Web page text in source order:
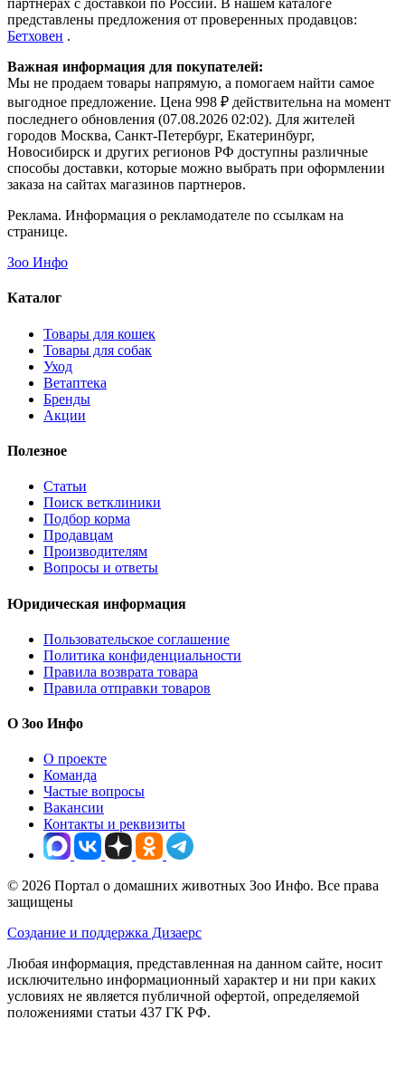
партнерах с доставкой по России. В нашем каталоге
представлены предложения от проверенных продавцов:
Бетховен .
Важная информация для покупателей:
Мы не продаем товары напрямую, а помогаем найти самое
выгодное предложение. Цена 998 ₽ действительна на момент
последнего обновления (07.08.2026 02:02). Для жителей
городов Москва, Санкт-Петербург, Екатеринбург,
Новосибирск и других регионов РФ доступны различные
способы доставки, которые можно выбрать при оформлении
заказа на сайтах магазинов партнеров.
Реклама. Информация о рекламодателе по ссылкам на
странице.
Зоо Инфо
Каталог
Товары для кошек
Товары для собак
Уход
Ветаптека
Бренды
Акции
Полезное
Статьи
Поиск ветклиники
Подбор корма
Продавцам
Производителям
Вопросы и ответы
Юридическая информация
Пользовательское соглашение
Политика конфиденциальности
Правила возврата товара
Правила отправки товаров
О Зоо Инфо
О проекте
Команда
Частые вопросы
Вакансии
Контакты и реквизиты
© 2026 Портал о домашних животных Зоо Инфо. Все права
защищены
Создание и поддержка Дизаерс
Любая информация, представленная на данном сайте, носит
исключительно информационный характер и ни при каких
условиях не является публичной офертой, определяемой
положениями статьи 437 ГК РФ.